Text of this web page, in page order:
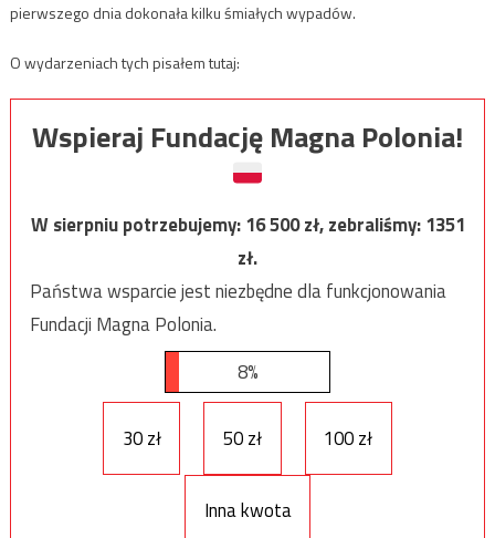
pierwszego dnia dokonała kilku śmiałych wypadów.
O wydarzeniach tych pisałem tutaj:
Wspieraj Fundację Magna Polonia!
W sierpniu potrzebujemy:16 500zł, zebraliśmy:1351
zł.
Państwa wsparcie jest niezbędne dla funkcjonowania
Fundacji Magna Polonia.
8%
30 zł 50 zł 100 zł
Inna kwota